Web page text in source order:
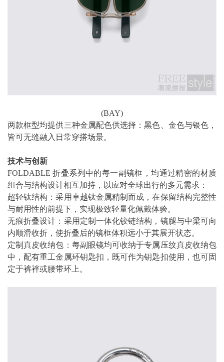
(BAY)
两款框型均提供三种金属配色供选择：黑色、金色与银色，
皆可无缝融入日常穿搭场景。
技术与创新
FOLDABLE 折叠系列中的每一副镜框，均通过精密的材质
组合与结构设计相互加持，以应对全球出行的多元需求：
超轻钛结构：采用卓越钛金属精制而成，在保留结构完整性
与耐用性的前提下，实现极致轻量化佩戴体验。
无痕折叠设计：采用定制一体化铰链结构，镜腿与中梁可向
内顺滑收折，使折叠后的镜框体积远小于其展开状态。
定制真皮收纳包：每副眼镜均可收纳于专属压纹真皮收纳包
中，配有重工金属环钥匙扣，既可作为钥匙扣使用，也可固
定于裤袢或腰带环上。